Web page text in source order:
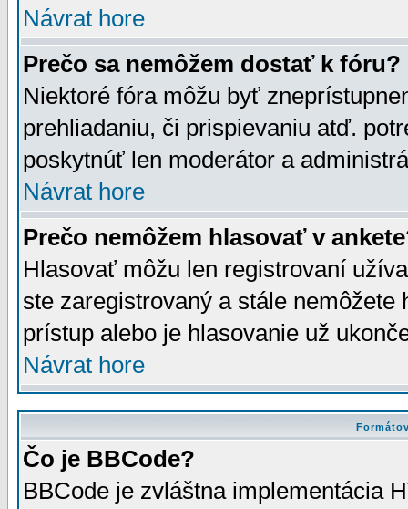
Návrat hore
Prečo sa nemôžem dostať k fóru?
Niektoré fóra môžu byť
prehliadaniu, či prispievaniu atď.
poskytnúť len moderátor a
Návrat hore
Prečo nemôžem hlasovať v
Hlasovať môžu len registrovaní
ste zaregistrovaný a stále
prístup alebo je hlasovanie už
Návrat hore
Čo je BBCode?
BBCode je zvláštna implementácia